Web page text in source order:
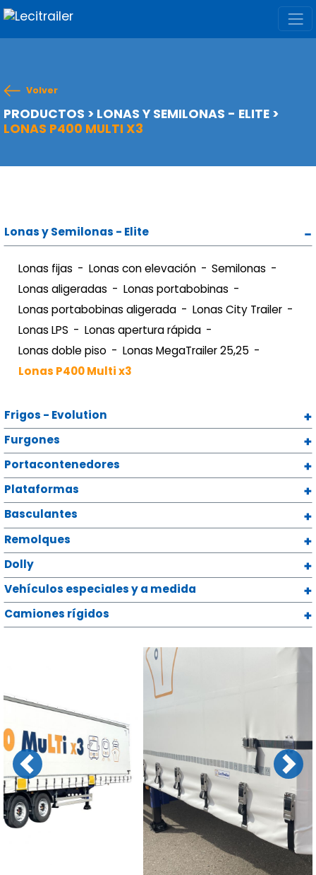
Volver
PRODUCTOS > LONAS Y SEMILONAS - ELITE >
LONAS P400 MULTI X3
Lonas y Semilonas - Elite
Lonas fijas Lonas con elevación
Semilonas
Lonas aligeradas
Lonas portabobinas
Lonas portabobinas aligerada
Lonas City Trailer
Lonas LPS
Lonas apertura rápida
Lonas doble piso
Lonas MegaTrailer 25,25
Lonas P400 Multi x3
Frigos - Evolution
Furgones
Portacontenedores
Plataformas
Basculantes
Remolques
Dolly
Vehículos especiales y a medida
Camiones rígidos
Previous Next